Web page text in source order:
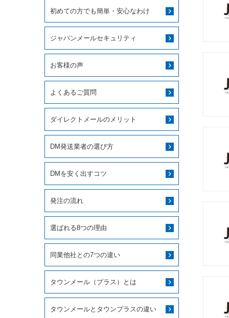
初めての方でも簡単・安心なわけ
ジャパンメールセキュリティ
お客様の声
よくあるご質問
ダイレクトメールのメリット
DM発送業者の選び方
DMを安く出すコツ
発注の流れ
選ばれる8つの理由
同業他社との7つの違い
タウンメール（プラス）とは
タウンメールとタウンプラスの違い